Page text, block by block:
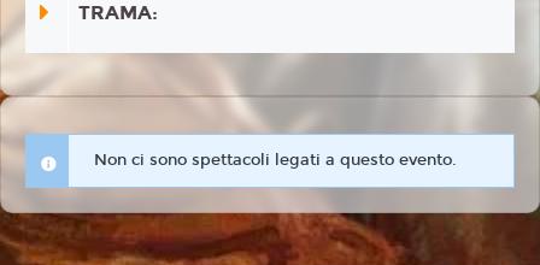
TRAMA:
Non ci sono spettacoli legati a questo evento.